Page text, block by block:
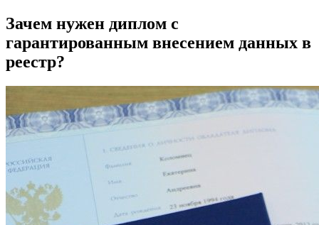
Зачем нужен диплом с
гарантированным внесением данных в
реестр?